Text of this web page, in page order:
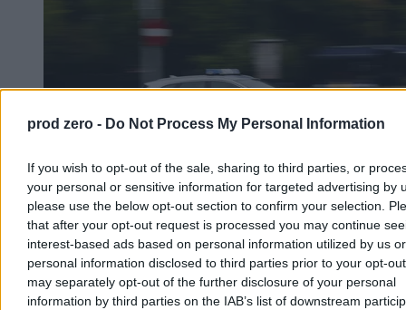
prod zero - Do Not Process My Personal Information
If you wish to opt-out of the sale, sharing to third parties, or
your personal or sensitive information for targeted advertising by
please use the below opt-out section to confirm your selection.
that after your opt-out request is processed you may continue
interest-based ads based on personal information utilized by us or
personal information disclosed to third parties prior to your opt-
may separately opt-out of the further disclosure of your personal
information by third parties on the IAB’s list of downstream
Napaść z ostrym przedmiotem w Kamiennej
Górze. 16-latek zatrzymany